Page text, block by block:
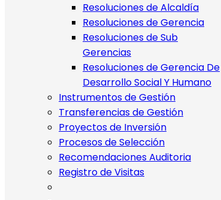
Resoluciones de Alcaldía
Resoluciones de Gerencia
Resoluciones de Sub
Gerencias
Resoluciones de Gerencia De
Desarrollo Social Y Humano
Instrumentos de Gestión
Transferencias de Gestión
Proyectos de Inversión
Procesos de Selección
Recomendaciones Auditoria
Registro de Visitas